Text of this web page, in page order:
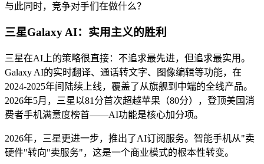
与此同时，竞争对手们在做什么？
三星Galaxy AI：实用主义的胜利
三星在AI上的策略很直接：不追求最先进，但追求最实用。
Galaxy AI的实时翻译、通话转文字、图像编辑等功能，在
2024-2025年间陆续上线，覆盖了从旗舰到中端的全线产品。
2026年5月，三星以81分首次超越苹果（80分），登顶美国消
费者手机满意度榜首——AI功能是核心加分项。
2026年，三星更进一步，推出了AI订阅服务。智能手机从"卖
硬件"转向"卖服务"，这是一个商业模式的根本性转变。